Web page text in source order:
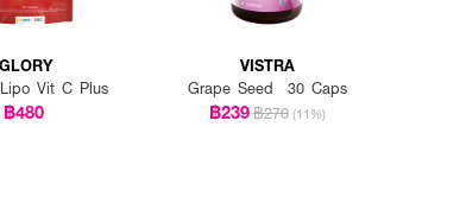
GLORY
Vit C Plus
฿480
VISTRA
Grape Seed 30 Caps
฿239฿270 (11%)